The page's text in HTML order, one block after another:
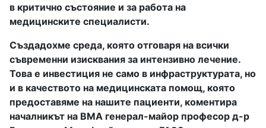
в критично състояние и за работа на
медицинските специалисти.
Създадохме среда, която отговаря на всички
съвременни изисквания за интензивно лечение.
Това е инвестиция не само в инфраструктурата, но
и в качеството на медицинската помощ, която
предоставяме на нашите пациенти, коментира
началникът на ВМА генерал-майор професор д-р